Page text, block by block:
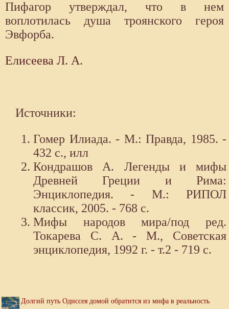
Пифагор утверждал, что в нем
воплотилась душа троянского героя
Эвфорба.
Елисеева Л. А.
Источники:
Гомер Илиада. - М.: Правда, 1985. -
432 с., илл
Кондрашов А. Легенды и мифы
Древней Греции и Рима:
Энциклопедия. - М.: РИПОЛ
классик, 2005. - 768 с.
Мифы народов мира/под ред.
Токарева С. А. - М., Советская
энциклопедия, 1992 г. - т.2 - 719 с.
Долгий путь Одиссея домой обратится из мифа в реальность